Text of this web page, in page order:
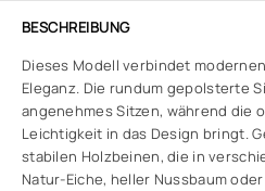
BESCHREIBUNG
Dieses Modell verbindet
Eleganz. Die rundum gepolsterte
angenehmes Sitzen, während die
Leichtigkeit in das Design bringt.
stabilen Holzbeinen, die in
Natur-Eiche, heller Nussbaum